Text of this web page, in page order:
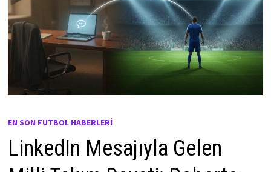
EN SON FUTBOL HABERLERI
LinkedIn Mesajıyla Gelen